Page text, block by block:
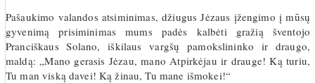
Pašaukimo valandos atsiminimas, džiugus Jėzaus įžengimo į mūsų
gyvenimą prisiminimas mums padės kalbėti gražią šventojo
Pranciškaus Solano, iškilaus vargšų pamokslininko ir draugo,
maldą: „Mano gerasis Jėzau, mano Atpirkėjau ir drauge! Ką turiu,
Tu man viską davei! Ką žinau, Tu mane išmokei!“